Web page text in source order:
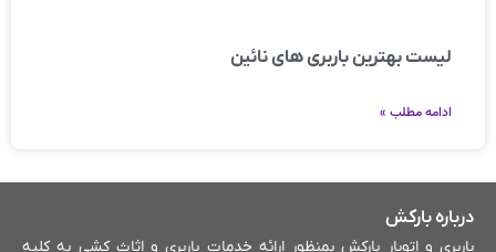
لیست بهترین باربری های نائین
ادامه مطلب »
درباره بارکش
باربری و اتوبار بارکش بمنظور ارائه خدمات باربری و اثاث کشی به کلیه